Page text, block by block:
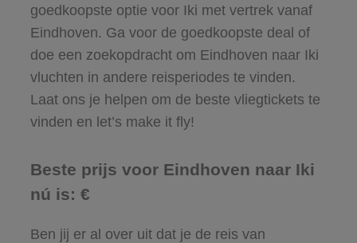
goedkoopste optie voor Iki met vertrek vanaf
Eindhoven. Ga voor de goedkoopste deal of
doe een zoekopdracht om Eindhoven naar Iki
vluchten in andere reisperiodes te vinden.
Laat ons je helpen om de beste vliegtickets te
vinden en let’s make it fly!
Beste prijs voor Eindhoven naar Iki
nú is: €
Ben jij er al over uit dat je de reis van